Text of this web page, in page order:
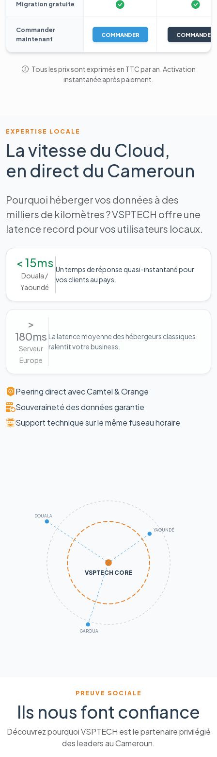
Migration gratuite
Commander
maintenant
COMMANDER COMMANDER
Tous les prix sont exprimés en TTC par an. Activation
instantanée après paiement.
EXPERTISE LOCALE
La vitesse du Cloud,
en direct du Cameroun
Pourquoi héberger vos données à des
milliers de kilomètres ? VSPTECH offre une
latence record pour vos utilisateurs locaux.
< 15ms
Douala /
Yaoundé
Un temps de réponse quasi-instantané pour
vos clients au pays.
>
180ms
Serveur
Europe
La latence moyenne des hébergeurs classiques
ralentit votre business.
Peering direct avec Camtel & Orange
Souveraineté des données garantie
Support technique sur le même fuseau horaire
VSPTECH CORE
DOUALA
YAOUNDÉ
GAROUA
PREUVE SOCIALE
Ils nous font confiance
Découvrez pourquoi VSPTECH est le partenaire privilégié
des leaders au Cameroun.